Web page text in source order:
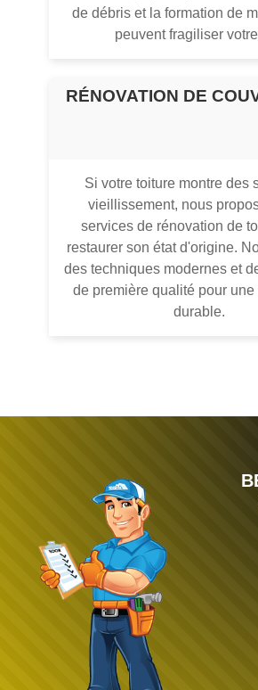
de débris et la formation de
peuvent fragiliser
RÉNOVATION DE
Si votre toiture montre des
vieillissement, nous
services de rénovation de
restaurer son état d'origine.
des techniques modernes et
de première qualité pour une
durable.